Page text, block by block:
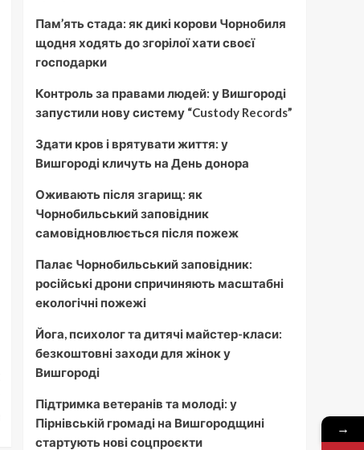
Пам’ять стада: як дикі корови Чорнобиля
щодня ходять до згорілої хати своєї
господарки
Контроль за правами людей: у Вишгороді
запустили нову систему “Custody Records”
Здати кров і врятувати життя: у
Вишгороді кличуть на День донора
Оживають після згарищ: як
Чорнобильський заповідник
самовідновлюється після пожеж
Палає Чорнобильський заповідник:
російські дрони спричиняють масштабні
екологічні пожежі
Йога, психолог та дитячі майстер-класи:
безкоштовні заходи для жінок у
Вишгороді
Підтримка ветеранів та молоді: у
Пірнівській громаді на Вишгородщині
стартують нові соцпроєкти
→